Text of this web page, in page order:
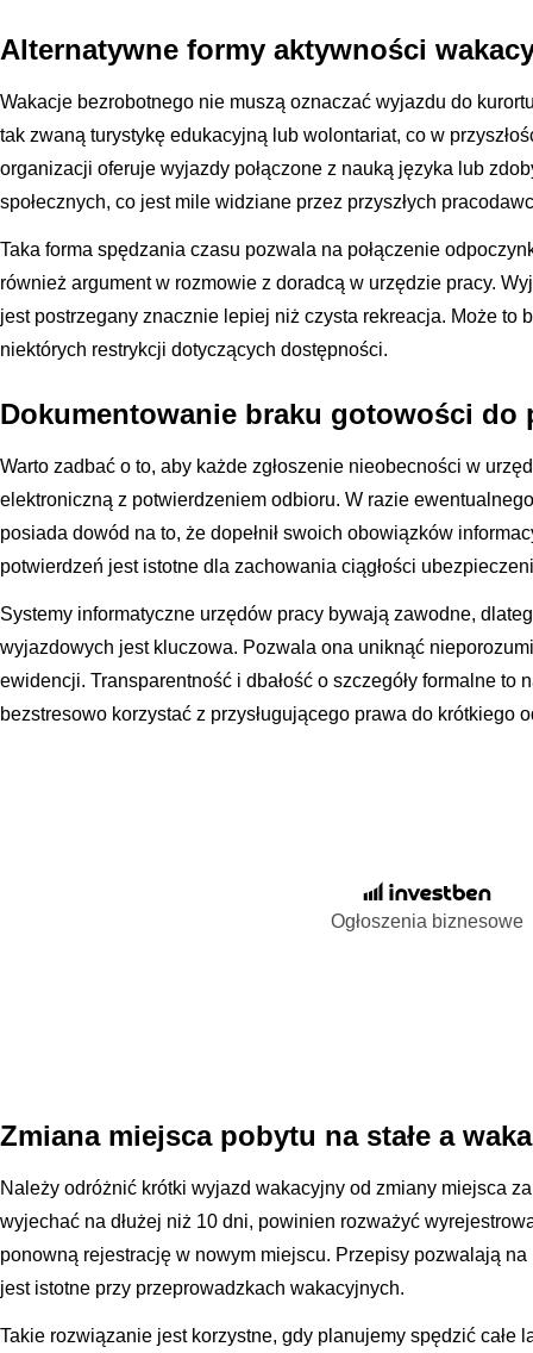
Alternatywne formy aktywności
Wakacje bezrobotnego nie muszą oznaczać wyjazdu do
tak zwaną turystykę edukacyjną lub wolontariat, co w
organizacji oferuje wyjazdy połączone z nauką języka lub
społecznych, co jest mile widziane przez przyszłych
Taka forma spędzania czasu pozwala na połączenie
również argument w rozmowie z doradcą w urzędzie pracy.
jest postrzegany znacznie lepiej niż czysta rekreacja. Może to
niektórych restrykcji dotyczących dostępności.
Dokumentowanie braku gotowości do
Warto zadbać o to, aby każde zgłoszenie nieobecności w
elektroniczną z potwierdzeniem odbioru. W razie
posiada dowód na to, że dopełnił swoich obowiązków
potwierdzeń jest istotne dla zachowania ciągłości
Systemy informatyczne urzędów pracy bywają zawodne,
wyjazdowych jest kluczowa. Pozwala ona uniknąć
ewidencji. Transparentność i dbałość o szczegóły formalne to
bezstresowo korzystać z przysługującego prawa do krótkiego
Ogłoszenia biznesowe
Zmiana miejsca pobytu na stałe a
Należy odróżnić krótki wyjazd wakacyjny od zmiany miejsca
wyjechać na dłużej niż 10 dni, powinien rozważyć
ponowną rejestrację w nowym miejscu. Przepisy pozwalają
jest istotne przy przeprowadzkach wakacyjnych.
Takie rozwiązanie jest korzystne, gdy planujemy spędzić całe